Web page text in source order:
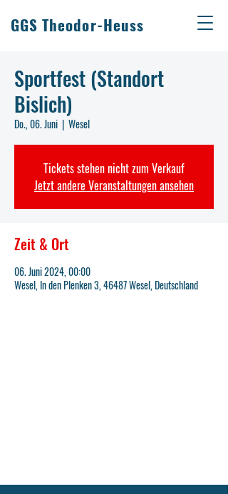
GGS Theodor-Heuss
Sportfest (Standort
Bislich)
Do., 06. Juni
  |
Wesel
Tickets stehen nicht zum Verkauf
Jetzt andere Veranstaltungen ansehen
Zeit & Ort
06. Juni 2024, 00:00
Wesel, In den Plenken 3, 46487 Wesel, Deutschland